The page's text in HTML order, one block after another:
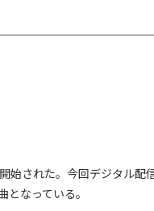
開始された。今回デジタル配
となっている。